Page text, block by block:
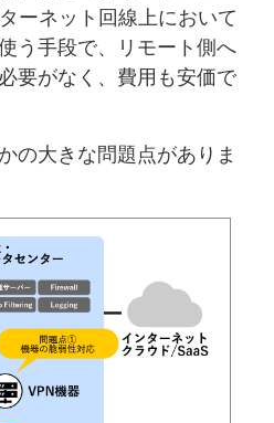
ーネット回線上において
う手段で、リモート側へ
要がなく、費用も安価で
の大きな問題点がありま